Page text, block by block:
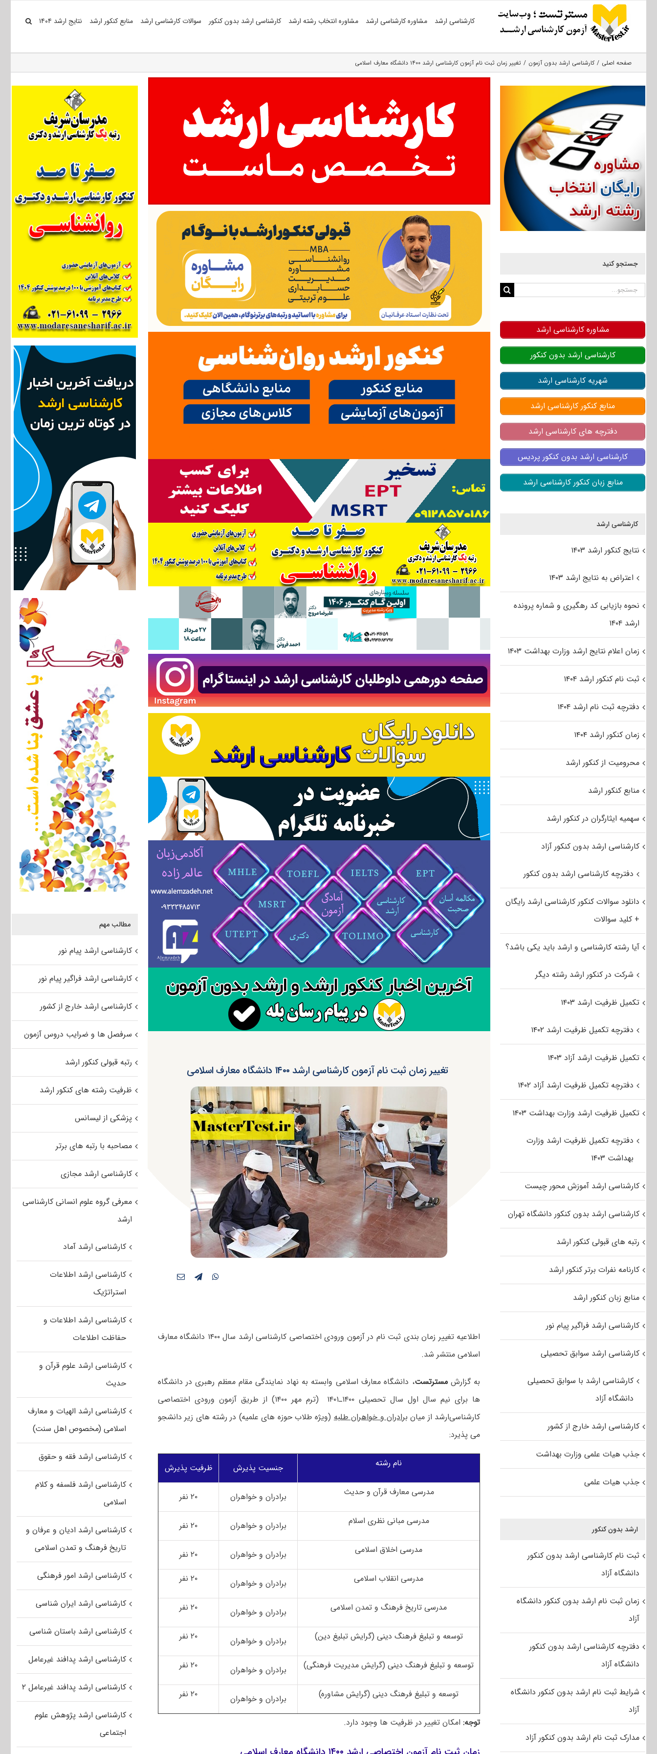
کارشناسی ارشد مشاوره کارشناسی ارشد مشاوره انتخاب رشته ارشد کارشناسی ارشد بدون کنکور سوالات کارشناسی ارشد منابع کنکور ارشد نتایج ارشد ۱۴۰۴
صفحه اصلی کارشناسی ارشد بدون آزمون تغییر زمان ثبت نام آزمون کارشناسی ارشد ۱۴۰۰ دانشگاه معارف اسلامی
تغییر زمان ثبت نام آزمون کارشناسی ارشد ۱۴۰۰ دانشگاه معارف اسلامی
اطلاعیه تغییر زمان بندی ثبت نام در آزمون ورودی اختصاصی کارشناسی ارشد سال ۱۴۰۰ دانشگاه معارف
اسلامی منتشر شد.
به گزارشمسترتست، دانشگاه معارف اسلامی وابسته به نهاد نمایندگی مقام معظم رهبری در دانشگاه
ها برای نیم ‌سال اول سال تحصیلی ۱۴۰۰ـ۱۴۰۱ (ترم مهر ۱۴۰۰) از طریق آزمون ورودی اختصاصی
کارشناسی‌ارشد از میان برادران و خواهران طلبه(ویژه طلاب حوزه های علمیه) در رشته های زیر دانشجو
می پذیرد:
نام رشته جنسیت پذیرش
ظرفیت پذیرش
مدرسی معارف قرآن و حدیث
برادران و خواهران
۲۰ نفر
مدرسی مبانی نظری اسلام
برادران و خواهران
۲۰ نفر
مدرسی اخلاق اسلامی
برادران و خواهران
۲۰ نفر
مدرسی انقلاب اسلامی
برادران و خواهران ۲۰ نفر
مدرسی تاریخ فرهنگ و تمدن اسلامی برادران و خواهران ۲۰ نفر
توسعه و تبلیغ فرهنگ دینی (گرایش تبلیغ دین) برادران و خواهران ۲۰ نفر
توسعه و تبلیغ فرهنگ دینی (گرایش مدیریت فرهنگی) برادران و خواهران ۲۰ نفر
توسعه و تبلیغ فرهنگ دینی (گرایش مشاوره) برادران و خواهران ۲۰ نفر
توجه:امکان تغییر در ظرفیت ها وجود دارد.
مطالب مهم
کارشناسی ارشد پیام نور
کارشناسی ارشد فراگیر پیام نور
کارشناسی ارشد خارج از کشور
سرفصل ها و ضرایب دروس آزمون
رتبه قبولی کنکور ارشد
ظرفیت رشته های کنکور ارشد
پزشکی از لیسانس
مصاحبه با رتبه های برتر
کارشناسی ارشد مجازی
معرفی گروه علوم انسانی کارشناسی
ارشد
کارشناسی ارشد آماد
کارشناسی ارشد اطلاعات
استراتژیک
کارشناسی ارشد اطلاعات و
حفاظت اطلاعات
کارشناسی ارشد علوم قرآن و
حدیث
کارشناسی ارشد الهیات و معارف
اسلامی (مخصوص اهل سنت)
کارشناسی ارشد فقه و حقوق
کارشناسی ارشد فلسفه و کلام
اسلامی
کارشناسی ارشد ادیان و عرفان و
تاریخ فرهنگ و تمدن اسلامی
کارشناسی ارشد امور فرهنگی
کارشناسی ارشد ایران شناسی
کارشناسی ارشد باستان شناسی
کارشناسی ارشد پدافند غیرعامل
کارشناسی ارشد پدافند غیرعامل ۲
کارشناسی ارشد پژوهش علوم
اجتماعی
جستجو کنید
جستجو
مشاوره کارشناسی ارشد
کارشناسی ارشد بدون کنکور
شهریه کارشناسی ارشد
منابع کنکور کارشناسی ارشد
دفترچه های کارشناسی ارشد
کارشناسی ارشد بدون کنکور پردیس
منابع زبان کنکور کارشناسی ارشد
کارشناسی ارشد
نتایج کنکور ارشد ۱۴۰۳
اعتراض به نتایج ارشد ۱۴۰۳
نحوه بازیابی کد رهگیری و شماره پرونده
ارشد ۱۴۰۴
زمان اعلام نتایج ارشد وزارت بهداشت ۱۴۰۳
ثبت نام کنکور ارشد ۱۴۰۴
دفترچه ثبت نام ارشد ۱۴۰۴
زمان کنکور ارشد ۱۴۰۴
محرومیت از کنکور ارشد
منابع کنکور ارشد
سهمیه ایثارگران در کنکور ارشد
کارشناسی ارشد بدون کنکور آزاد
دفترچه کارشناسی ارشد بدون کنکور
دانلود سوالات کنکور کارشناسی ارشد رایگان
+ کلید سوالات
آیا رشته کارشناسی و ارشد باید یکی باشد؟
شرکت در کنکور ارشد رشته دیگر
تکمیل ظرفیت ارشد ۱۴۰۳
دفترچه تکمیل ظرفیت ارشد ۱۴۰۲
تکمیل ظرفیت ارشد آزاد ۱۴۰۳
دفترچه تکمیل ظرفیت ارشد آزاد ۱۴۰۲
تکمیل ظرفیت ارشد وزارت بهداشت ۱۴۰۳
دفترچه تکمیل ظرفیت ارشد وزارت
بهداشت ۱۴۰۳
کارشناسی ارشد آموزش محور چیست
کارشناسی ارشد بدون کنکور دانشگاه تهران
رتبه های قبولی کنکور ارشد
کارنامه نفرات برتر کنکور ارشد
منابع زبان کنکور ارشد
کارشناسی ارشد فراگیر پیام نور
کارشناسی ارشد سوابق تحصیلی
کارشناسی ارشد با سوابق تحصیلی
دانشگاه آزاد
کارشناسی ارشد خارج از کشور
جذب هیات علمی وزارت بهداشت
جذب هیات علمی
ارشد بدون کنکور
ثبت نام کارشناسی ارشد بدون کنکور
دانشگاه آزاد
زمان ثبت نام ارشد بدون کنکور دانشگاه
آزاد
دفترچه کارشناسی ارشد بدون کنکور
دانشگاه آزاد
شرایط ثبت نام ارشد بدون کنکور دانشگاه
آزاد
مدارک ثبت نام ارشد بدون کنکور آزاد